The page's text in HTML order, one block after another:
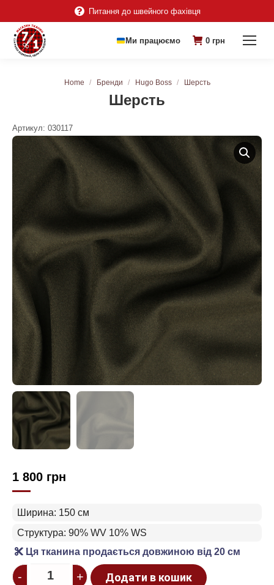
Питання до швейного фахівця
Ми працюємо 0 грн
Шерсть
You are here:
Home Бренди Hugo Boss Шерсть
Артикул: 030117
1 800 грн
Ширина: 150 см
Структура: 90% WV 10% WS
Ця тканина продається довжиною від 20 см
Quantity
- + Додати в кошик